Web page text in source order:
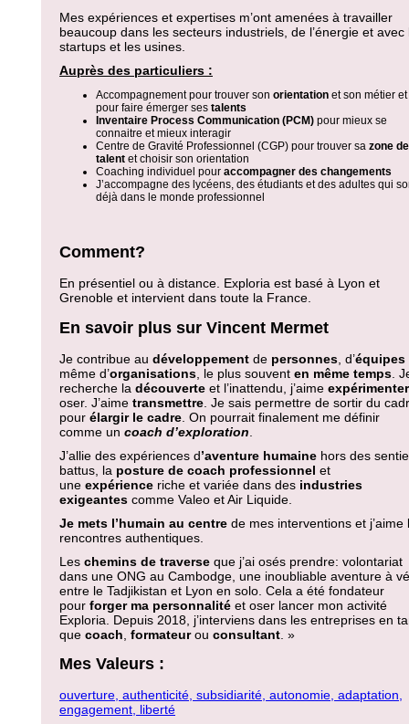
Mes expériences et expertises m’ont amenées à travailler
beaucoup dans les secteurs industriels, de l’énergie et avec
startups et les usines.
Auprès des particuliers :
Accompagnement pour trouver son orientation et son métier et
pour faire émerger ses talents
Inventaire Process Communication (PCM) pour mieux se
connaitre et mieux interagir
Centre de Gravité Professionnel (CGP) pour trouver sa zone de
talent et choisir son orientation
Coaching individuel pour accompagner des changements
J’accompagne des lycéens, des étudiants et des adultes qui
déjà dans le monde professionnel
Comment?
En présentiel ou à distance. Exploria est basé à Lyon et
Grenoble et intervient dans toute la France.
En savoir plus sur Vincent Mermet
Je contribue au développement de personnes , d’équipes
même d’organisations , le plus souvent en même temps .
recherche la découverte et l’inattendu, j’aime expérimenter
oser. J’aime transmettre . Je sais permettre de sortir du
pour élargir le cadre . On pourrait finalement me définir
comme un coach d’exploration
J’allie des expériences d’aventure humaine hors des
battus, la posture de coach professionnel et
une expérience riche et variée dans des industries
exigeantes comme Valeo et Air Liquide.
Je mets l’humain au centre de mes interventions et j’aime
rencontres authentiques.
Les chemins de traverse que j’ai osés prendre: volontariat
dans une ONG au Cambodge, une inoubliable aventure à
entre le Tadjikistan et Lyon en solo. Cela a été fondateur
pour forger ma personnalité et oser lancer mon activité
Exploria. Depuis 2018, j’interviens dans les entreprises en
que coach formateurou consultant . »
Mes Valeurs :
ouverture, authenticité, subsidiarité, autonomie, adaptation,
engagement, liberté